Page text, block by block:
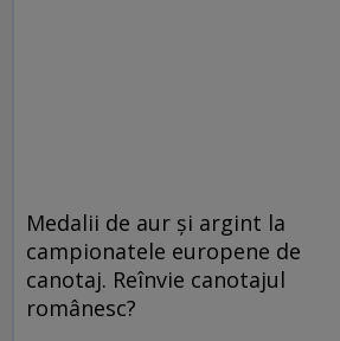
Medalii de aur şi argint la
campionatele europene de
canotaj. Reînvie canotajul
românesc?